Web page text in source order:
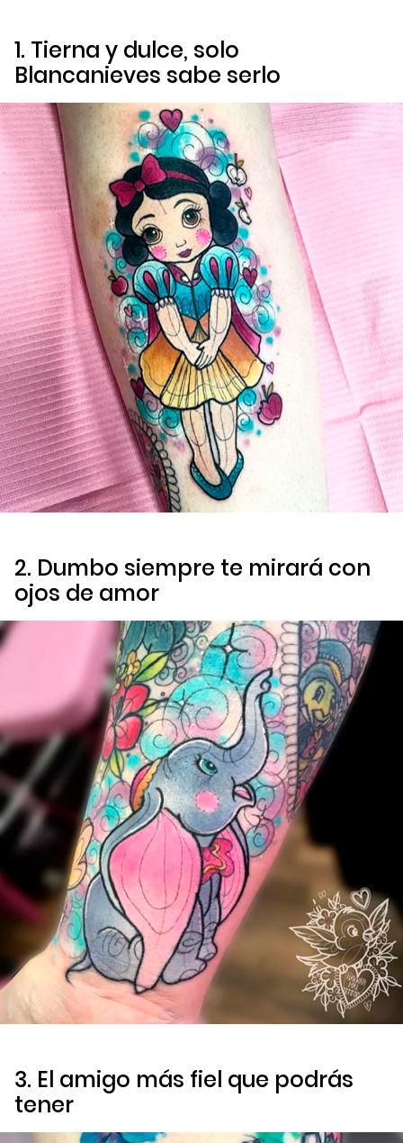
1. Tierna y dulce, solo
Blancanieves sabe serlo
2. Dumbo siempre te mirará con
ojos de amor
3. El amigo más fiel que podrás
tener